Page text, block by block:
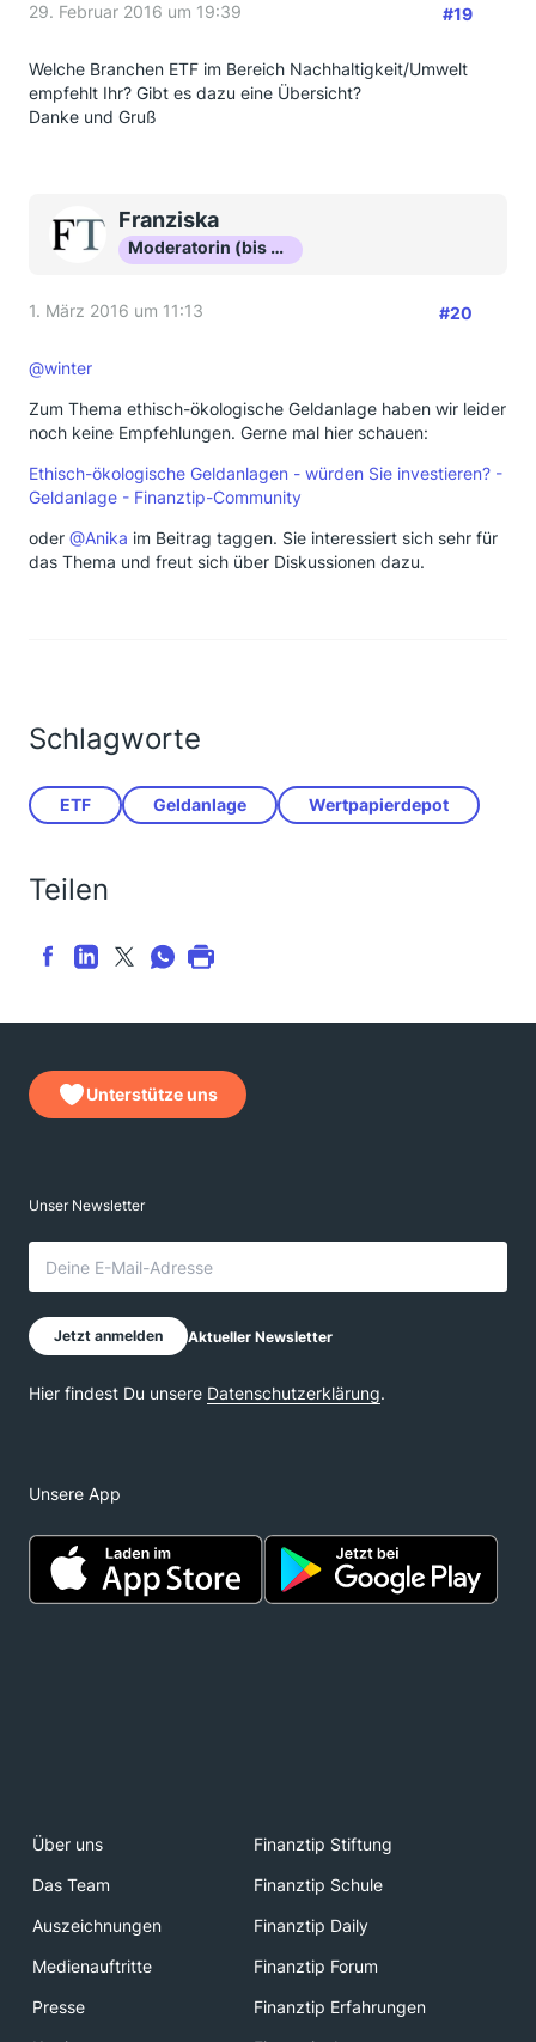
29. Februar 2016 um 19:39 #19
Welche Branchen ETF im Bereich Nachhaltigkeit/Umwelt
empfehlt Ihr? Gibt es dazu eine Übersicht?
Danke und Gruß
Franziska
Moderatorin (bis Okt 16)
1. März 2016 um 11:13 #20
@winter
Zum Thema ethisch-ökologische Geldanlage haben wir leider
noch keine Empfehlungen. Gerne mal hier schauen:
Ethisch-ökologische Geldanlagen - würden Sie investieren? -
Geldanlage - Finanztip-Community
oder @Anika im Beitrag taggen. Sie interessiert sich sehr für
das Thema und freut sich über Diskussionen dazu.
Schlagworte
ETF Geldanlage Wertpapierdepot
Teilen
Unterstütze uns
Unsere App
Über uns
Finanztip Stiftung
Das Team
Finanztip Schule
Auszeichnungen
Finanztip Daily
Medienauftritte
Finanztip Forum
Presse
Finanztip Erfahrungen